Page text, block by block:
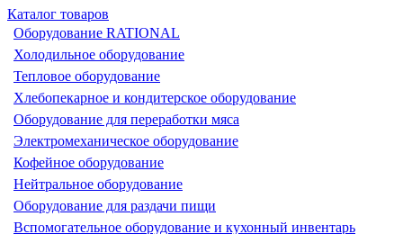
Каталог товаров
Оборудование RATIONAL
Холодильное оборудование
Тепловое оборудование
Хлебопекарное и кондитерское оборудование
Оборудование для переработки мяса
Электромеханическое оборудование
Кофейное оборудование
Нейтральное оборудование
Оборудование для раздачи пищи
Вспомогательное оборудование и кухонный инвентарь